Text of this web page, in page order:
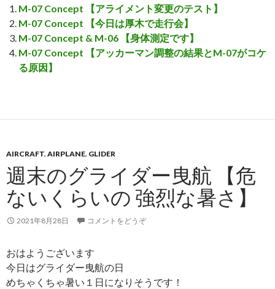
M-07 Concept 【アライメント変更のテスト】
M-07 Concept 【今日は厚木で走行会】
M-07 Concept & M-06 【身体測定です】
M-07 Concept 【アッカーマン調整の結果とM-07がコケ
る原因】
AIRCRAFT, AIRPLANE, GLIDER
週末のグライダー曳航 【危
ないくらいの 強烈な暑さ】
2021年8月28日 コメントをどうぞ
おはようございます
今日はグライダー曳航の日
めちゃくちゃ暑い１日になりそうです！